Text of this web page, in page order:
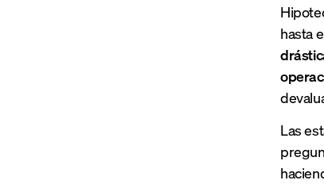
hasta
Las